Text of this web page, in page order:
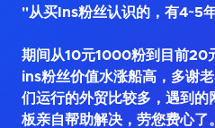
"从买Ins粉丝认识的，有4~5
期间从10元1000粉到目前20
ins粉丝价值水涨船高，多谢
们运行的外贸比较多，遇到
板亲自帮助解决，劳您费心了。